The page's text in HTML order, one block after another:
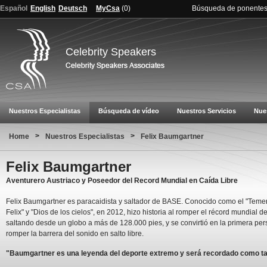
Español English Deutsch MyCsa (0) Búsqueda de ponentes
Celebrity Speakers
Nuestros Especialistas Búsqueda de vídeo Nuestros Servicios
Home > Nuestros Especialistas > Felix Baumgartner
Felix Baumgartner
Aventurero Austriaco y Poseedor del Record Mundial en Caída Libre
Felix Baumgartner es paracaidista y saltador de BASE. Conocido como el
Felix" y "Dios de los cielos", en 2012, hizo historia al romper el récord mundial
saltando desde un globo a más de 128.000 pies, y se convirtió en la primera
romper la barrera del sonido en salto libre.
"Baumgartner es una leyenda del deporte extremo y será recordado como